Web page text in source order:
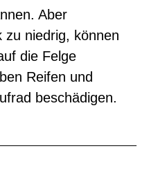
Aber
niedrig, können
die Felge
Reifen und
beschädigen.